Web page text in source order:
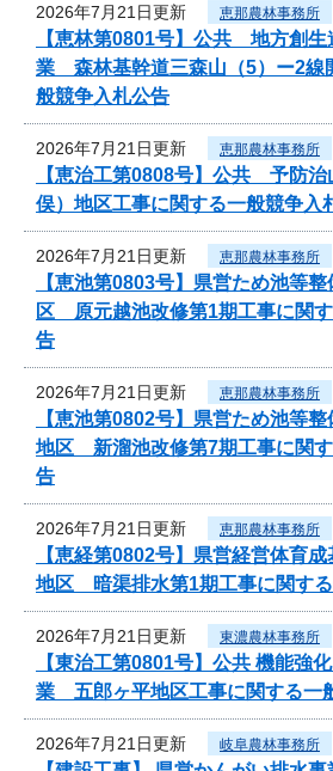
2026年7月21日更新 恵那農林事務所
【恵林第0801号】公共 地方創生
業 森林基幹道三森山（5）ー2線
般競争入札公告
2026年7月21日更新 恵那農林事務所
【恵治工第0808号】公共 予防
俣）地区工事に関する一般競争入
2026年7月21日更新 恵那農林事務所
【恵池第0803号】県営ため池等
区 原元越池改修第1期工事に関
告
2026年7月21日更新 恵那農林事務所
【恵池第0802号】県営ため池等
地区 新溜池改修第7期工事に関
告
2026年7月21日更新 恵那農林事務所
【恵経第0802号】県営経営体育
地区 暗渠排水第1期工事に関す
2026年7月21日更新 東濃農林事務所
【東治工第0801号】公共 機能強
業 五郎ヶ平地区工事に関する一
2026年7月21日更新 岐阜農林事務所